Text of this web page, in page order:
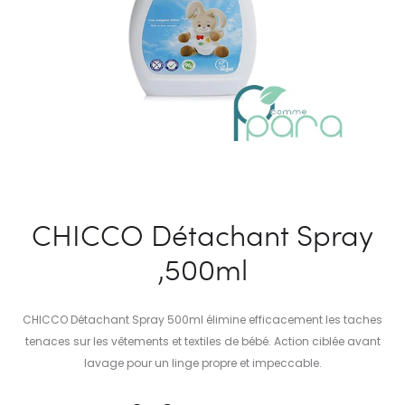
CHICCO Détachant Spray
,500ml
CHICCO Détachant Spray 500ml élimine efficacement les taches
tenaces sur les vêtements et textiles de bébé. Action ciblée avant
lavage pour un linge propre et impeccable.